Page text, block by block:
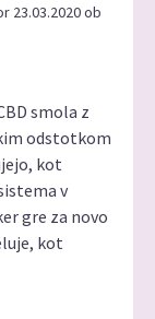
23.03.2020 ob
smola z
odstotkom
kot
v
gre za novo
kot